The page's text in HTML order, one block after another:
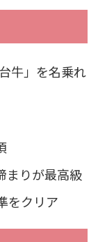
牛」を名乗れ
まりが最高級
をクリア